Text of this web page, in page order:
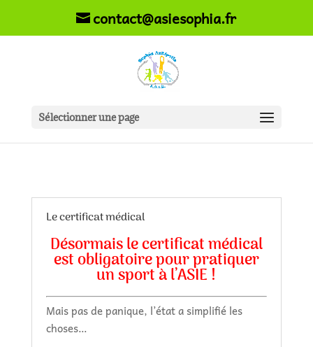
contact@asiesophia.fr
Sélectionner une page
Le certificat médical
Désormais le certificat médical
est obligatoire pour pratiquer
un sport à l’ASIE !
Mais pas de panique, l’état a simplifié les
choses…